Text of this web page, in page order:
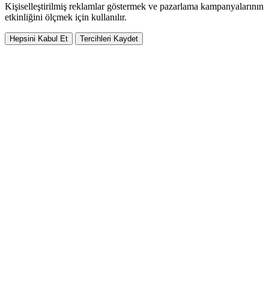
Kişiselleştirilmiş reklamlar göstermek ve pazarlama kampanyalarının
etkinliğini ölçmek için kullanılır.
Hepsini Kabul Et Tercihleri Kaydet